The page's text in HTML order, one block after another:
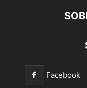
Facebook